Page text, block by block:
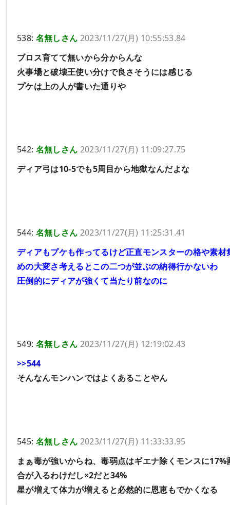
538: 名無しさん 2023/11/27(月) 10:55:53.84
ブロス育てて無いから分からんな
火事場と破壊王使い分けで良さそうには感じる
プケは上の人が書いた通りや
542: 名無しさん 2023/11/27(月) 11:09:27.75
ディア弓は10-5でも5周目から地獄なんだよな
544: 名無しさん 2023/11/27(月) 11:25:31.41
ディアもプケも作ってるけど正直モンスターの格や素材
めの大変さ考えるとこの二つが並ぶの納得行かないわ
圧倒的にディアが強くて当たり前なのに
549: 名無しさん 2023/11/27(月) 12:19:02.43
>>544
そんなんモンハンではよくあることやん
545: 名無しさん 2023/11/27(月) 11:33:33.95
まぁ毒が強いからね、毒弱点はギエナ除くモンスに17%
合が入るわけだし×2だと34%
星が増えて体力が増えると必然的に恩恵もでかくなる